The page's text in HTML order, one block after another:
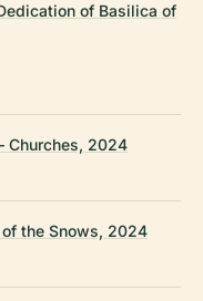
of Basilica of
Churches, 2024
the Snows, 2024